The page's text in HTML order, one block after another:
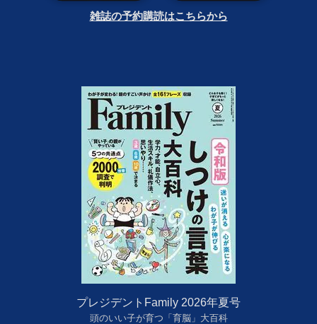
雑誌の予約購読はこちらから
プレジデントFamily 2026年夏号
頭のいい子が育つ「育脳」大百科